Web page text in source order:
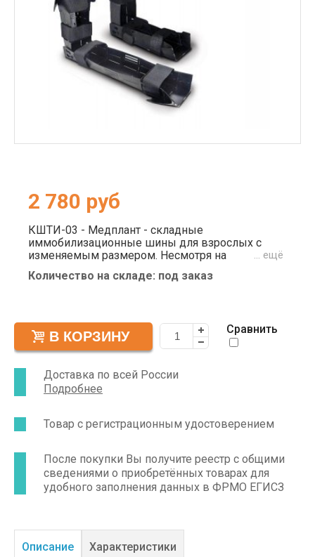
2 780 руб
КШТИ-03 - Медплант - складные
иммобилизационные шины для взрослых с
изменяемым размером. Несмотря на
одноразовое применение, комплект выполнен
из пластика - обеспечивает преимущественную
оптимальным показателем давления. Набор
КШТИ-03 - Медплант используется для
оказания первой медицинской помощи,
транспортировки пациентов, обеспечения
неподвижности суставов, рук, ног, шеи до
прибытия врачей.
… ещё
Количество на складе: под заказ
Сравнить
Доставка по всей России
Подробнее
Товар с регистрационным удостоверением
После покупки Вы получите реестр с общими
сведениями о приобретённых товарах для
удобного заполнения данных в ФРМО ЕГИСЗ
Описание Характеристики